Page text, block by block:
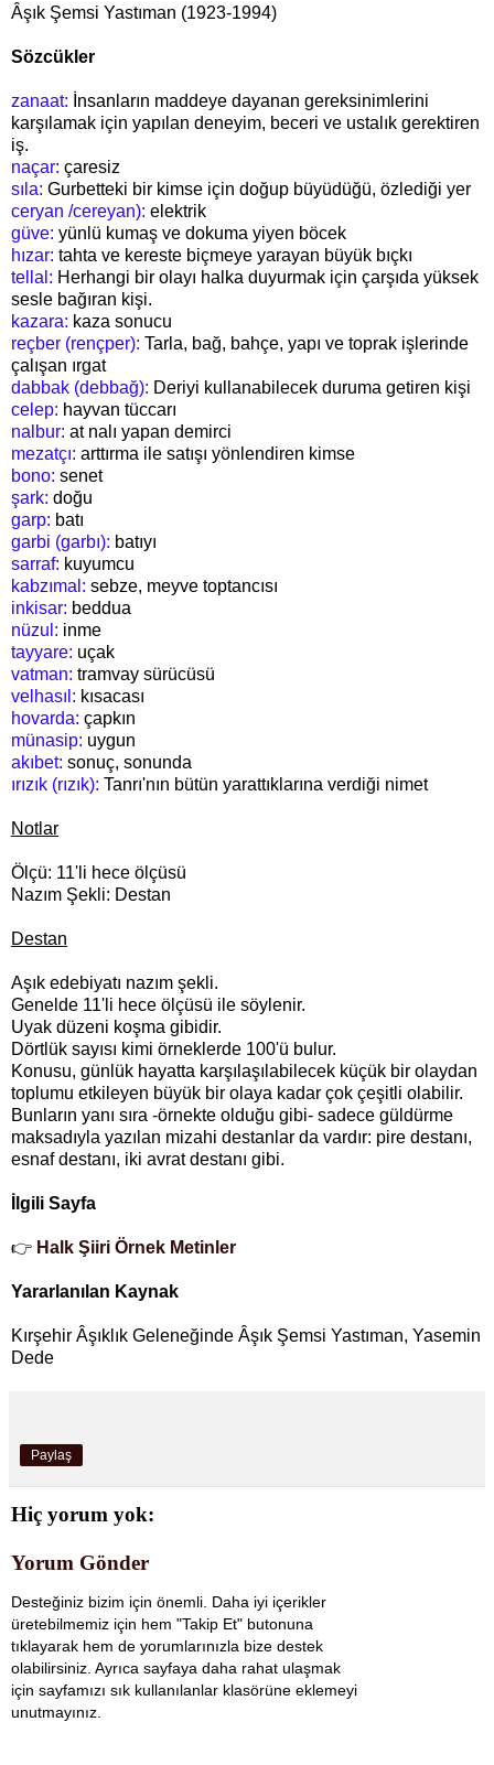
Âşık Şemsi Yastıman (1923-1994)
Sözcükler
zanaat: İnsanların maddeye dayanan gereksinimlerini
karşılamak için yapılan deneyim, beceri ve ustalık gerektiren
iş.
naçar: çaresiz
sıla: Gurbetteki bir kimse için doğup büyüdüğü, özlediği yer
ceryan /cereyan): elektrik
güve: yünlü kumaş ve dokuma yiyen böcek
hızar: tahta ve kereste biçmeye yarayan büyük bıçkı
tellal: Herhangi bir olayı halka duyurmak için çarşıda yüksek
sesle bağıran kişi.
kazara: kaza sonucu
reçber (rençper): Tarla, bağ, bahçe, yapı ve toprak işlerinde
çalışan ırgat
dabbak (debbağ): Deriyi kullanabilecek duruma getiren kişi
celep: hayvan tüccarı
nalbur: at nalı yapan demirci
mezatçı: arttırma ile satışı yönlendiren kimse
bono: senet
şark: doğu
garp: batı
garbi (garbı): batıyı
sarraf: kuyumcu
kabzımal: sebze, meyve toptancısı
inkisar: beddua
nüzul: inme
tayyare: uçak
vatman: tramvay sürücüsü
velhasıl: kısacası
hovarda: çapkın
münasip: uygun
akıbet: sonuç, sonunda
ırızık (rızık): Tanrı'nın bütün yarattıklarına verdiği nimet
Notlar
Ölçü: 11'li hece ölçüsü
Nazım Şekli: Destan
Destan
Aşık edebiyatı nazım şekli.
Genelde 11'li hece ölçüsü ile söylenir.
Uyak düzeni koşma gibidir.
Dörtlük sayısı kimi örneklerde 100'ü bulur.
Konusu, günlük hayatta karşılaşılabilecek küçük bir olaydan
toplumu etkileyen büyük bir olaya kadar çok çeşitli olabilir.
Bunların yanı sıra -örnekte olduğu gibi- sadece güldürme
maksadıyla yazılan mizahi destanlar da vardır: pire destanı,
esnaf destanı, iki avrat destanı gibi.
İlgili Sayfa
👉 Halk Şiiri Örnek Metinler
Yararlanılan Kaynak
Kırşehir Âşıklık Geleneğinde Âşık Şemsi Yastıman, Yasemin
Dede
Paylaş
Hiç yorum yok:
Yorum Gönder
Desteğiniz bizim için önemli. Daha iyi içerikler
üretebilmemiz için hem "Takip Et" butonuna
tıklayarak hem de yorumlarınızla bize destek
olabilirsiniz. Ayrıca sayfaya daha rahat ulaşmak
için sayfamızı sık kullanılanlar klasörüne eklemeyi
unutmayınız.